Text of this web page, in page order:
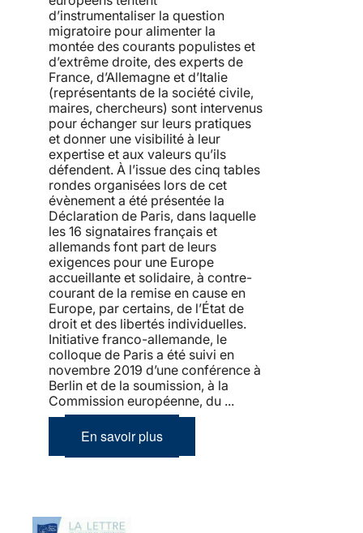
d’instrumentaliser la question
migratoire pour alimenter la
montée des courants populistes et
d’extrême droite, des experts de
France, d’Allemagne et d’Italie
(représentants de la société civile,
maires, chercheurs) sont intervenus
pour échanger sur leurs pratiques
et donner une visibilité à leur
expertise et aux valeurs qu’ils
défendent. À l’issue des cinq tables
rondes organisées lors de cet
évènement a été présentée la
Déclaration de Paris, dans laquelle
les 16 signataires français et
allemands font part de leurs
exigences pour une Europe
accueillante et solidaire, à contre-
courant de la remise en cause en
Europe, par certains, de l’État de
droit et des libertés individuelles.
Initiative franco-allemande, le
colloque de Paris a été suivi en
novembre 2019 d’une conférence à
Berlin et de la soumission, à la
Commission européenne, du ...
En savoir plus